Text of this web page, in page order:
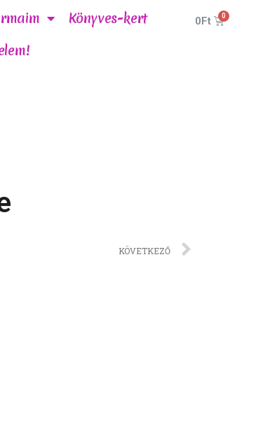
Könyves-kert
0Ft
KÖVETKEZŐ